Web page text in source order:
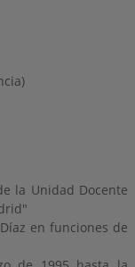
la Unidad Docente
en funciones de